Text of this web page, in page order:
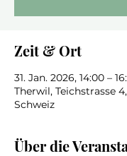
Zeit & Ort
31. Jan. 2026, 14:00 –
Therwil, Teichstrasse
Schweiz
Über die